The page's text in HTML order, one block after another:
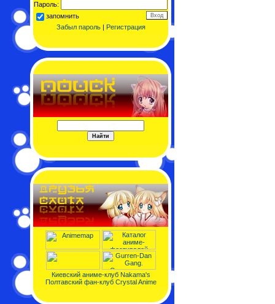
Пароль:
запомнить
Забыл пароль| Регистрация
Киевский аниме-клуб Nakama's
Полтавский фан-клуб Crystal Anime